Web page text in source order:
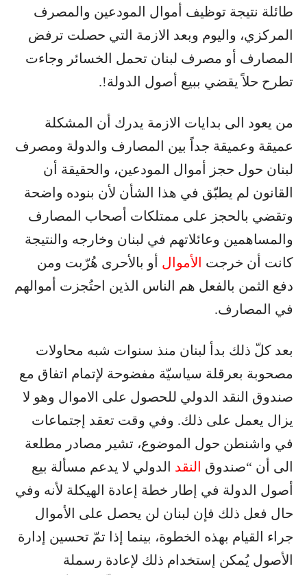
طائلة نتيجة توظيف أموال المودعين والمصرف
المركزي، واليوم وبعد الازمة التي حصلت ترفض
المصارف أو مصرف لبنان تحمل الخسائر وجاءت
تطرح حلاً يقضي ببيع أصول الدولة!.
من يعود الى بدايات الازمة يدرك أن المشكلة
عميقة وعميقة جداً بين المصارف والدولة ومصرف
لبنان حول حجز أموال المودعين، والحقيقة أن
القانون لم يطبّق في هذا الشأن لأن بنوده واضحة
وتقضي بالحجز على ممتلكات أصحاب المصارف
والمساهمين وعائلاتهم في لبنان وخارجه والنتيجة
كانت أن خرجت الأموال
أو بالأحرى هُرّبت ومن
دفع الثمن بالفعل هم الناس الذين احتُجزت أموالهم
في المصارف.
بعد كلّ ذلك بدأ لبنان منذ سنوات شبه محاولات
مصحوبة بعرقلة سياسيّة مفضوحة لإتمام اتفاق مع
صندوق النقد الدولي للحصول على الاموال وهو لا
يزال يعمل على ذلك. وفي وقت تعقد إجتماعات
في واشنطن حول الموضوع، تشير مصادر مطلعة
الى أن “صندوق النقد الدولي لا يدعم مسألة بيع
أصول الدولة في إطار خطة إعادة الهيكلة لأنه وفي
حال فعل ذلك فإن لبنان لن يحصل على الأموال
جراء القيام بهذه الخطوة، بينما إذا تمّ تحسين إدارة
الأصول يُمكن إستخدام ذلك لإعادة رسملة